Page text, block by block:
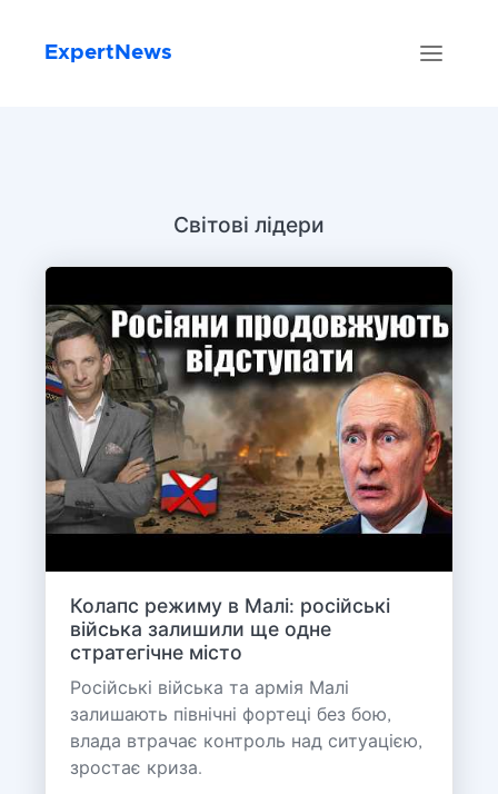
ExpertNews
Світові лідери
Колапс режиму в Малі: російські
війська залишили ще одне
стратегічне місто
Російські війська та армія Малі
залишають північні фортеці без бою,
влада втрачає контроль над ситуацією,
зростає криза.